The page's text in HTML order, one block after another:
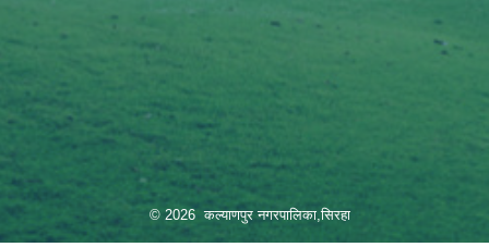
© 2026 कल्याणपुर नगरपालिका,सिरहा